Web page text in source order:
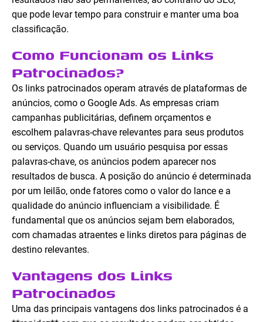
que pode levar tempo para construir e manter uma boa
classificação.
Como Funcionam os Links
Patrocinados?
Os links patrocinados operam através de plataformas de
anúncios, como o Google Ads. As empresas criam
campanhas publicitárias, definem orçamentos e
escolhem palavras-chave relevantes para seus produtos
ou serviços. Quando um usuário pesquisa por essas
palavras-chave, os anúncios podem aparecer nos
resultados de busca. A posição do anúncio é determinada
por um leilão, onde fatores como o valor do lance e a
qualidade do anúncio influenciam a visibilidade. É
fundamental que os anúncios sejam bem elaborados,
com chamadas atraentes e links diretos para páginas de
destino relevantes.
Vantagens dos Links
Patrocinados
Uma das principais vantagens dos links patrocinados é a